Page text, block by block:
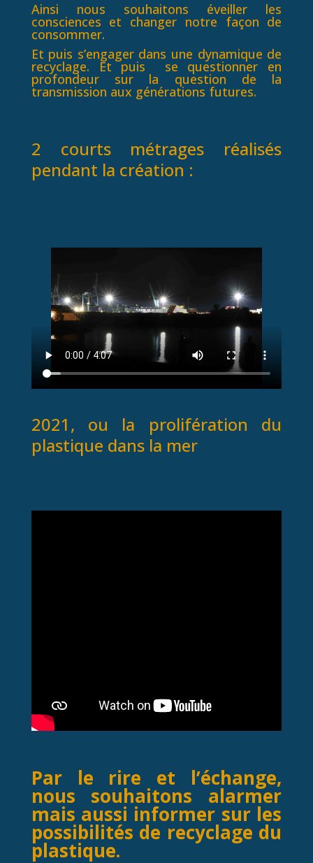
Ainsi nous souhaitons éveiller les
consciences et changer notre façon de
consommer.
Et puis s’engager dans une dynamique de
recyclage. Et puis se questionner en
profondeur sur la question de la
transmission aux générations futures.
2 courts métrages réalisés
pendant la création :
2021, ou la prolifération du
plastique dans la mer
Par le rire et l’échange,
nous souhaitons alarmer
mais aussi informer sur les
possibilités de recyclage du
plastique.